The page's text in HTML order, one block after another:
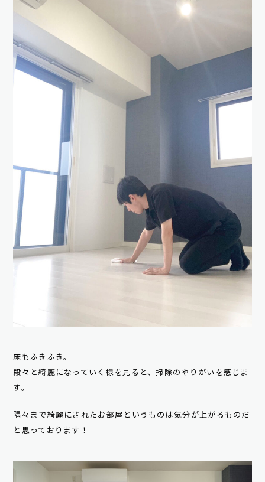
床もふきふき。
段々と綺麗になっていく様を見ると、掃除のやりがいを感じま
す。
隅々まで綺麗にされたお部屋というものは気分が上がるものだ
と思っております！